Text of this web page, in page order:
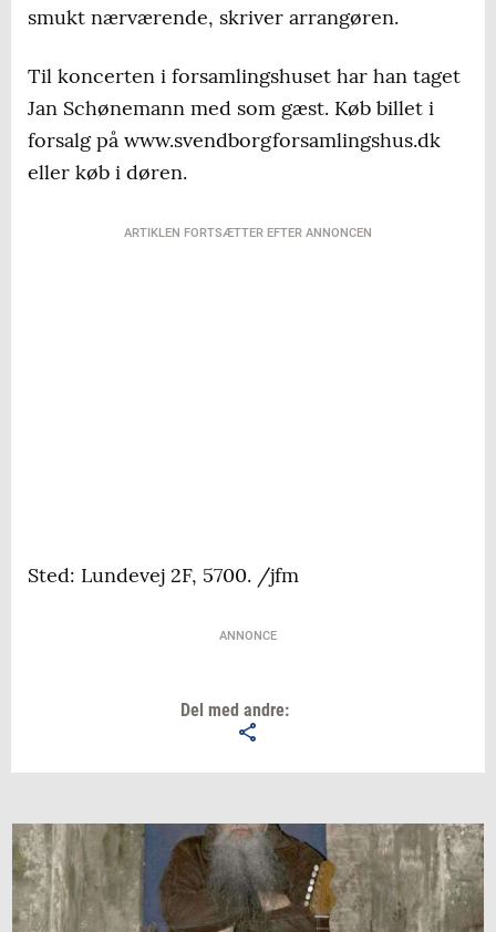
smukt nærværende, skriver arrangøren.
Til koncerten i forsamlingshuset har han taget
Jan Schønemann med som gæst. Køb billet i
forsalg på www.svendborgforsamlingshus.dk
eller køb i døren.
ARTIKLEN FORTSÆTTER EFTER ANNONCEN
Sted: Lundevej 2F, 5700. /jfm
ANNONCE
Del med andre: